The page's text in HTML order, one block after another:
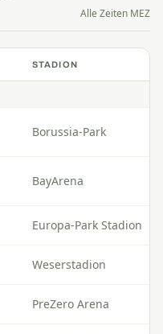
Alle Zeiten MEZ
STADION
Borussia-Park
BayArena
Europa-Park Stadion
Weserstadion
PreZero Arena